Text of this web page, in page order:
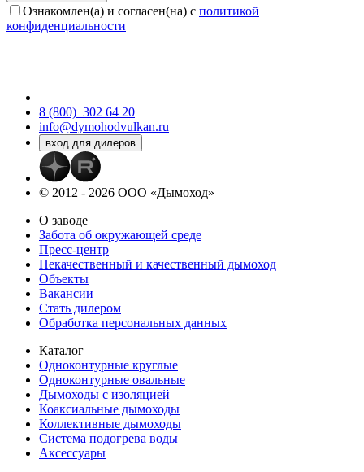
Ознакомлен(а) и согласен(на) с политикой
конфиденциальности
8 (800) 302 64 20
info@dymohodvulkan.ru
© 2012 - 2026 ООО «Дымоход»
О заводе
Забота об окружающей среде
Пресс-центр
Некачественный и качественный дымоход
Объекты
Вакансии
Стать дилером
Обработка персональных данных
Каталог
Одноконтурные круглые
Одноконтурные овальные
Дымоходы с изоляцией
Коаксиальные дымоходы
Коллективные дымоходы
Система подогрева воды
Аксессуары